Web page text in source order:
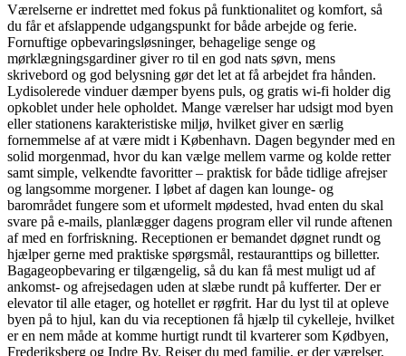
Værelserne er indrettet med fokus på funktionalitet og komfort, så
du får et afslappende udgangspunkt for både arbejde og ferie.
Fornuftige opbevaringsløsninger, behagelige senge og
mørklægningsgardiner giver ro til en god nats søvn, mens
skrivebord og god belysning gør det let at få arbejdet fra hånden.
Lydisolerede vinduer dæmper byens puls, og gratis wi-fi holder dig
opkoblet under hele opholdet. Mange værelser har udsigt mod byen
eller stationens karakteristiske miljø, hvilket giver en særlig
fornemmelse af at være midt i København. Dagen begynder med en
solid morgenmad, hvor du kan vælge mellem varme og kolde retter
samt simple, velkendte favoritter – praktisk for både tidlige afrejser
og langsomme morgener. I løbet af dagen kan lounge- og
barområdet fungere som et uformelt mødested, hvad enten du skal
svare på e-mails, planlægger dagens program eller vil runde aftenen
af med en forfriskning. Receptionen er bemandet døgnet rundt og
hjælper gerne med praktiske spørgsmål, restauranttips og billetter.
Bagageopbevaring er tilgængelig, så du kan få mest muligt ud af
ankomst- og afrejsedagen uden at slæbe rundt på kufferter. Der er
elevator til alle etager, og hotellet er røgfrit. Har du lyst til at opleve
byen på to hjul, kan du via receptionen få hjælp til cykelleje, hvilket
er en nem måde at komme hurtigt rundt til kvarterer som Kødbyen,
Frederiksberg og Indre By. Rejser du med familie, er der værelser,